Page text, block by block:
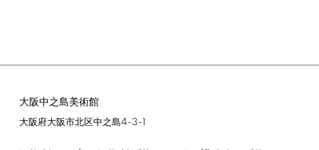
大阪中之島美術館
大阪府大阪市北区中之島4-3-1